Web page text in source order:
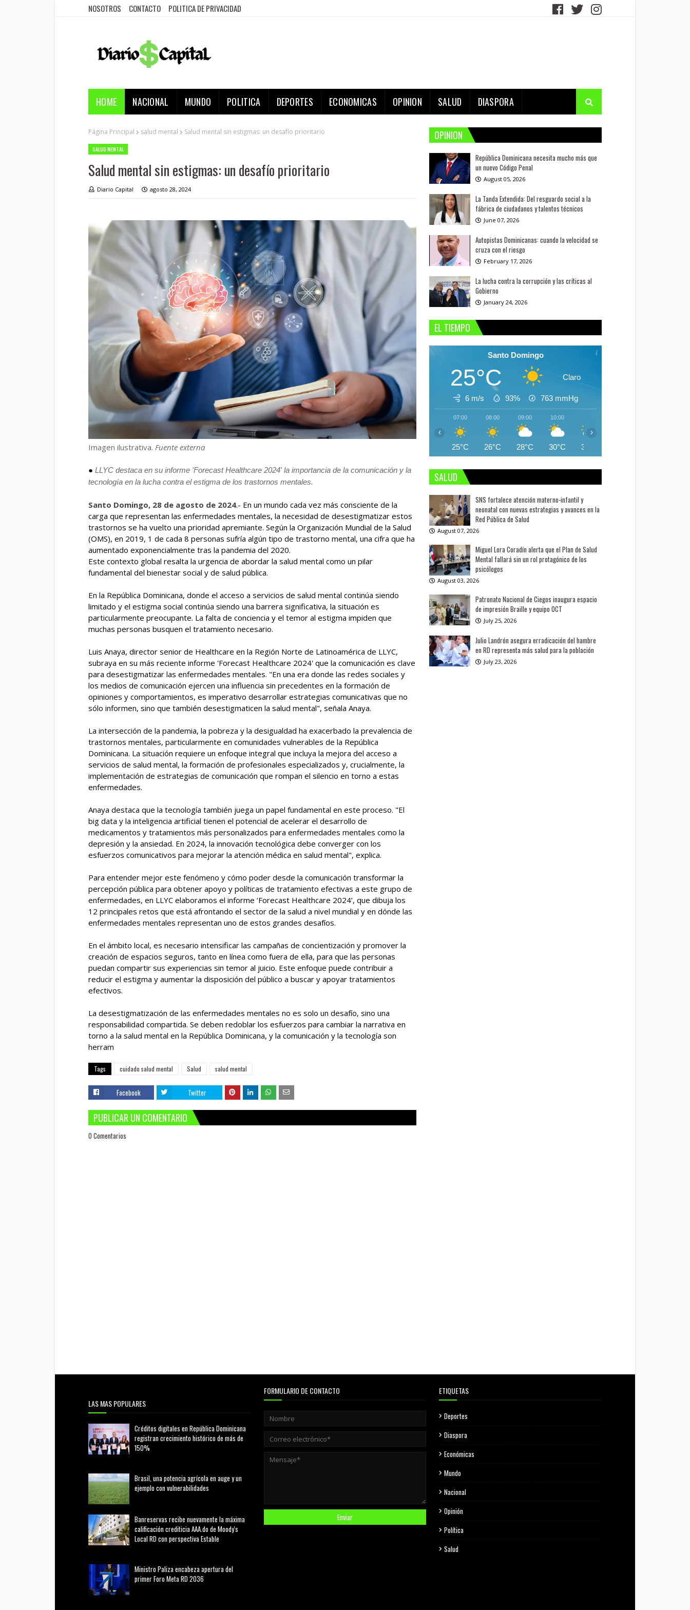
NOSOTROS CONTACTO POLITICA DE PRIVACIDAD
HOME NACIONAL MUNDO POLITICA DEPORTES ECONOMICAS OPINION SALUD DIASPORA
Página Principal salud mental Salud mental sin estigmas: un desafío prioritario
SALUD MENTAL
Salud mental sin estigmas: un desafío prioritario
Diario Capital agosto 28, 2024
Imagen ilustrativa. Fuente externa
● LLYC destaca en su informe 'Forecast Healthcare 2024' la importancia de la comunicación y la
tecnología en la lucha contra el estigma de los trastornos mentales.
Santo Domingo, 28 de agosto de 2024.- En un mundo cada vez más consciente de la
carga que representan las enfermedades mentales, la necesidad de desestigmatizar estos
trastornos se ha vuelto una prioridad apremiante. Según la Organización Mundial de la Salud
(OMS), en 2019, 1 de cada 8 personas sufría algún tipo de trastorno mental, una cifra que ha
aumentado exponencialmente tras la pandemia del 2020.
Este contexto global resalta la urgencia de abordar la salud mental como un pilar
fundamental del bienestar social y de salud pública.
En la República Dominicana, donde el acceso a servicios de salud mental continúa siendo
limitado y el estigma social continúa siendo una barrera significativa, la situación es
particularmente preocupante. La falta de conciencia y el temor al estigma impiden que
muchas personas busquen el tratamiento necesario.
Luis Anaya, director senior de Healthcare en la Región Norte de Latinoamérica de LLYC,
subraya en su más reciente informe 'Forecast Healthcare 2024' que la comunicación es clave
para desestigmatizar las enfermedades mentales. "En una era donde las redes sociales y
los medios de comunicación ejercen una influencia sin precedentes en la formación de
opiniones y comportamientos, es imperativo desarrollar estrategias comunicativas que no
sólo informen, sino que también desestigmaticen la salud mental", señala Anaya.
La intersección de la pandemia, la pobreza y la desigualdad ha exacerbado la prevalencia de
trastornos mentales, particularmente en comunidades vulnerables de la República
Dominicana. La situación requiere un enfoque integral que incluya la mejora del acceso a
servicios de salud mental, la formación de profesionales especializados y, crucialmente, la
implementación de estrategias de comunicación que rompan el silencio en torno a estas
enfermedades.
Anaya destaca que la tecnología también juega un papel fundamental en este proceso. "El
big data y la inteligencia artificial tienen el potencial de acelerar el desarrollo de
medicamentos y tratamientos más personalizados para enfermedades mentales como la
depresión y la ansiedad. En 2024, la innovación tecnológica debe converger con los
esfuerzos comunicativos para mejorar la atención médica en salud mental", explica.
Para entender mejor este fenómeno y cómo poder desde la comunicación transformar la
percepción pública para obtener apoyo y políticas de tratamiento efectivas a este grupo de
enfermedades, en LLYC elaboramos el informe ‘Forecast Healthcare 2024’, que dibuja los
12 principales retos que está afrontando el sector de la salud a nivel mundial y en dónde las
enfermedades mentales representan uno de estos grandes desafíos.
En el ámbito local, es necesario intensificar las campañas de concientización y promover la
creación de espacios seguros, tanto en línea como fuera de ella, para que las personas
puedan compartir sus experiencias sin temor al juicio. Este enfoque puede contribuir a
reducir el estigma y aumentar la disposición del público a buscar y apoyar tratamientos
efectivos.
La desestigmatización de las enfermedades mentales no es solo un desafío, sino una
responsabilidad compartida. Se deben redoblar los esfuerzos para cambiar la narrativa en
torno a la salud mental en la República Dominicana, y la comunicación y la tecnología son
herram
Tags cuidado salud mental Salud salud mental
Facebook Twitter
PUBLICAR UN COMENTARIO
0 Comentarios
OPINION
República Dominicana necesita mucho más que
un nuevo Código Penal
August 05, 2026
La Tanda Extendida: Del resguardo social a la
fábrica de ciudadanos y talentos técnicos
June 07, 2026
Autopistas Dominicanas: cuando la velocidad se
cruza con el riesgo
February 17, 2026
La lucha contra la corrupción y las críticas al
Gobierno
January 24, 2026
EL TIEMPO
Santo Domingo
25°C Claro
6 m/s 93% 763 mmHg
07:00
25°C
08:00
26°C
09:00
28°C
10:00
30°C 31°C
‹ ›
SALUD
SNS fortalece atención materno-infantil y
neonatal con nuevas estrategias y avances en la
Red Pública de Salud
August 07, 2026
Miguel Lora Coradín alerta que el Plan de Salud
Mental fallará sin un rol protagónico de los
psicólogos
August 03, 2026
Patronato Nacional de Ciegos inaugura espacio
de impresión Braille y equipo OCT
July 25, 2026
Julio Landrón asegura erradicación del hambre
en RD representa más salud para la población
July 23, 2026
LAS MAS POPULARES
Créditos digitales en República Dominicana
registran crecimiento histórico de más de
150%
Brasil, una potencia agrícola en auge y un
ejemplo con vulnerabilidades
Banreservas recibe nuevamente la máxima
calificación crediticia AAA.do de Moody's
Local RD con perspectiva Estable
Ministro Paliza encabeza apertura del
primer Foro Meta RD 2036
FORMULARIO DE CONTACTO ETIQUETAS
Deportes
Diaspora
Económicas
Mundo
Nacional
Opinión
Política
Salud